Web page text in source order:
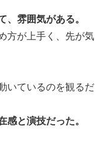
、雰囲気がある。
方が上手く、先が気
いているのを観るだ
感と演技だった。